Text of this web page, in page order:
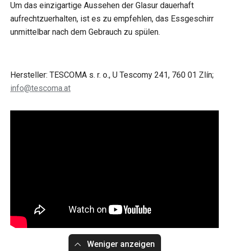
Um das einzigartige Aussehen der Glasur dauerhaft
aufrechtzuerhalten, ist es zu empfehlen, das Essgeschirr
unmittelbar nach dem Gebrauch zu spülen.
Hersteller: TESCOMA s. r. o., U Tescomy 241, 760 01 Zlín;
info@tescoma.at
Weniger anzeigen